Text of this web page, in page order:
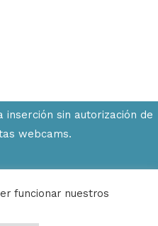
sin autorización de
webcams.
funcionar nuestros